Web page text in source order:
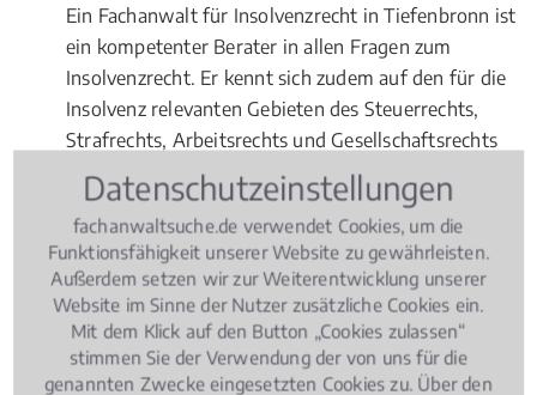
Ein Fachanwalt für Insolvenzrecht in Tiefenbronn ist
ein kompetenter Berater in allen Fragen zum
Insolvenzrecht. Er kennt sich zudem auf den für die
Insolvenz relevanten Gebieten des Steuerrechts,
Strafrechts, Arbeitsrechts und Gesellschaftsrechts
aus.
Rechtsbeiträge zu
Insolvenzrecht
Insolvenzrecht, 07.05.2015(Update 14.12.2021)
Datenschutzeinstellungen
fachanwaltsuche.de verwendet Cookies, um die
Funktionsfähigkeit unserer Website zu gewährleisten.
Außerdem setzen wir zur Weiterentwicklung unserer
Website im Sinne der Nutzer zusätzliche Cookies ein.
Mit dem Klick auf den Button „Cookies zulassen“
stimmen Sie der Verwendung der von uns für die
genannten Zwecke eingesetzten Cookies zu. Über den